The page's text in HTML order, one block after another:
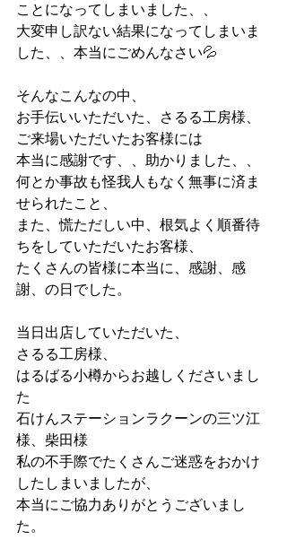
ことになってしまいました、、
大変申し訳ない結果になってしまいま
した、、本当にごめんなさい💦
そんなこんなの中、
お手伝いいただいた、さるる工房様、
ご来場いただいたお客様には
本当に感謝です、、助かりました、、
何とか事故も怪我人もなく無事に済ま
せられたこと、
また、慌ただしい中、根気よく順番待
ちをしていただいたお客様、
たくさんの皆様に本当に、感謝、感
謝、の日でした。
当日出店していただいた、
さるる工房様、
はるばる小樽からお越しくださいまし
た
石けんステーションラクーンの三ツ江
様、柴田様
私の不手際でたくさんご迷惑をおかけ
したしまいましたが、
本当にご協力ありがとうございまし
た。